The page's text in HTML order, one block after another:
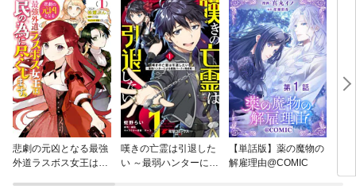
悲劇の元凶となる最強
外道ラスボス女王は民
嘆きの亡霊は引退した
い ～最弱ハンターによ
【単話版】薬の魔物の
解雇理由@COMIC